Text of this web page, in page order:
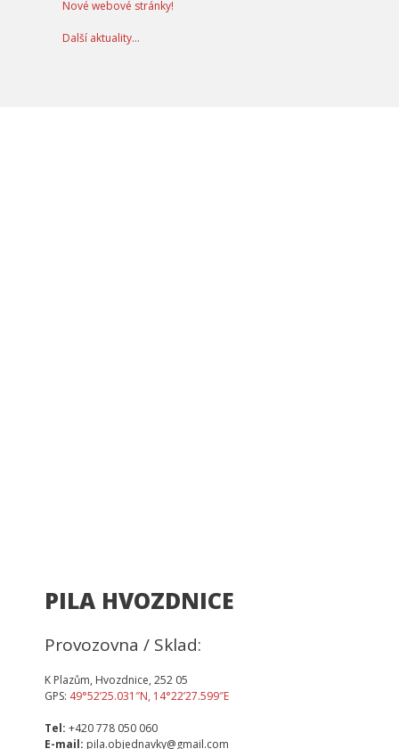
Nové webové stránky!
Další aktuality...
PILA HVOZDNICE
Provozovna / Sklad:
K Plazům, Hvozdnice, 252 05
GPS: 49°52’25.031″N, 14°22’27.599″E
Tel: +420 778 050 060
E-mail: pila.objednavky@gmail.com